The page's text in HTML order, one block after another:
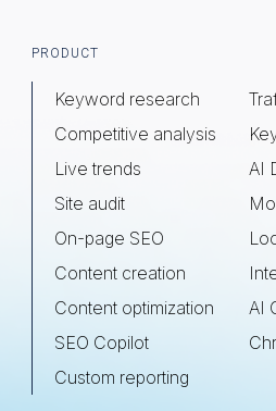
Footer
PRODUCT
Keyword research
Competitive analysis
Live trends
Site audit
On-page SEO
Content creation
Content optimization
SEO Copilot
Custom reporting
AI
AI